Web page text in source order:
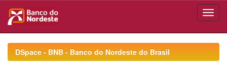
navigationDSpace - BNB - Banco do Nordeste do Brasil